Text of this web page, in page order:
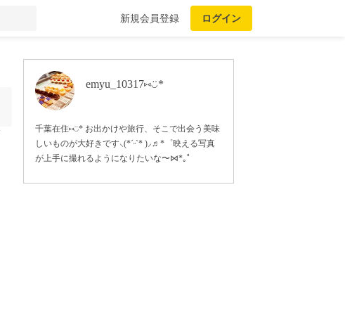
新規会員登録 ログイン
emyu_10317⑅︎◡̈︎*
千葉在住⑅︎◡̈︎* お出かけや旅行、そこで出会う美味
しいものが大好きです‪⸜(*ˊᵕˋ* )⸝‬♬*゜映える写真
が上手に撮れるようになりたいな〜⋈*｡ﾟ